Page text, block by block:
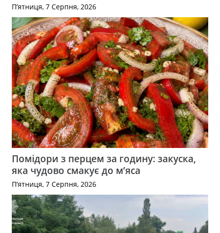
П’ятниця, 7 Серпня, 2026
Помідори з перцем за годину: закуска,
яка чудово смакує до м’яса
П’ятниця, 7 Серпня, 2026